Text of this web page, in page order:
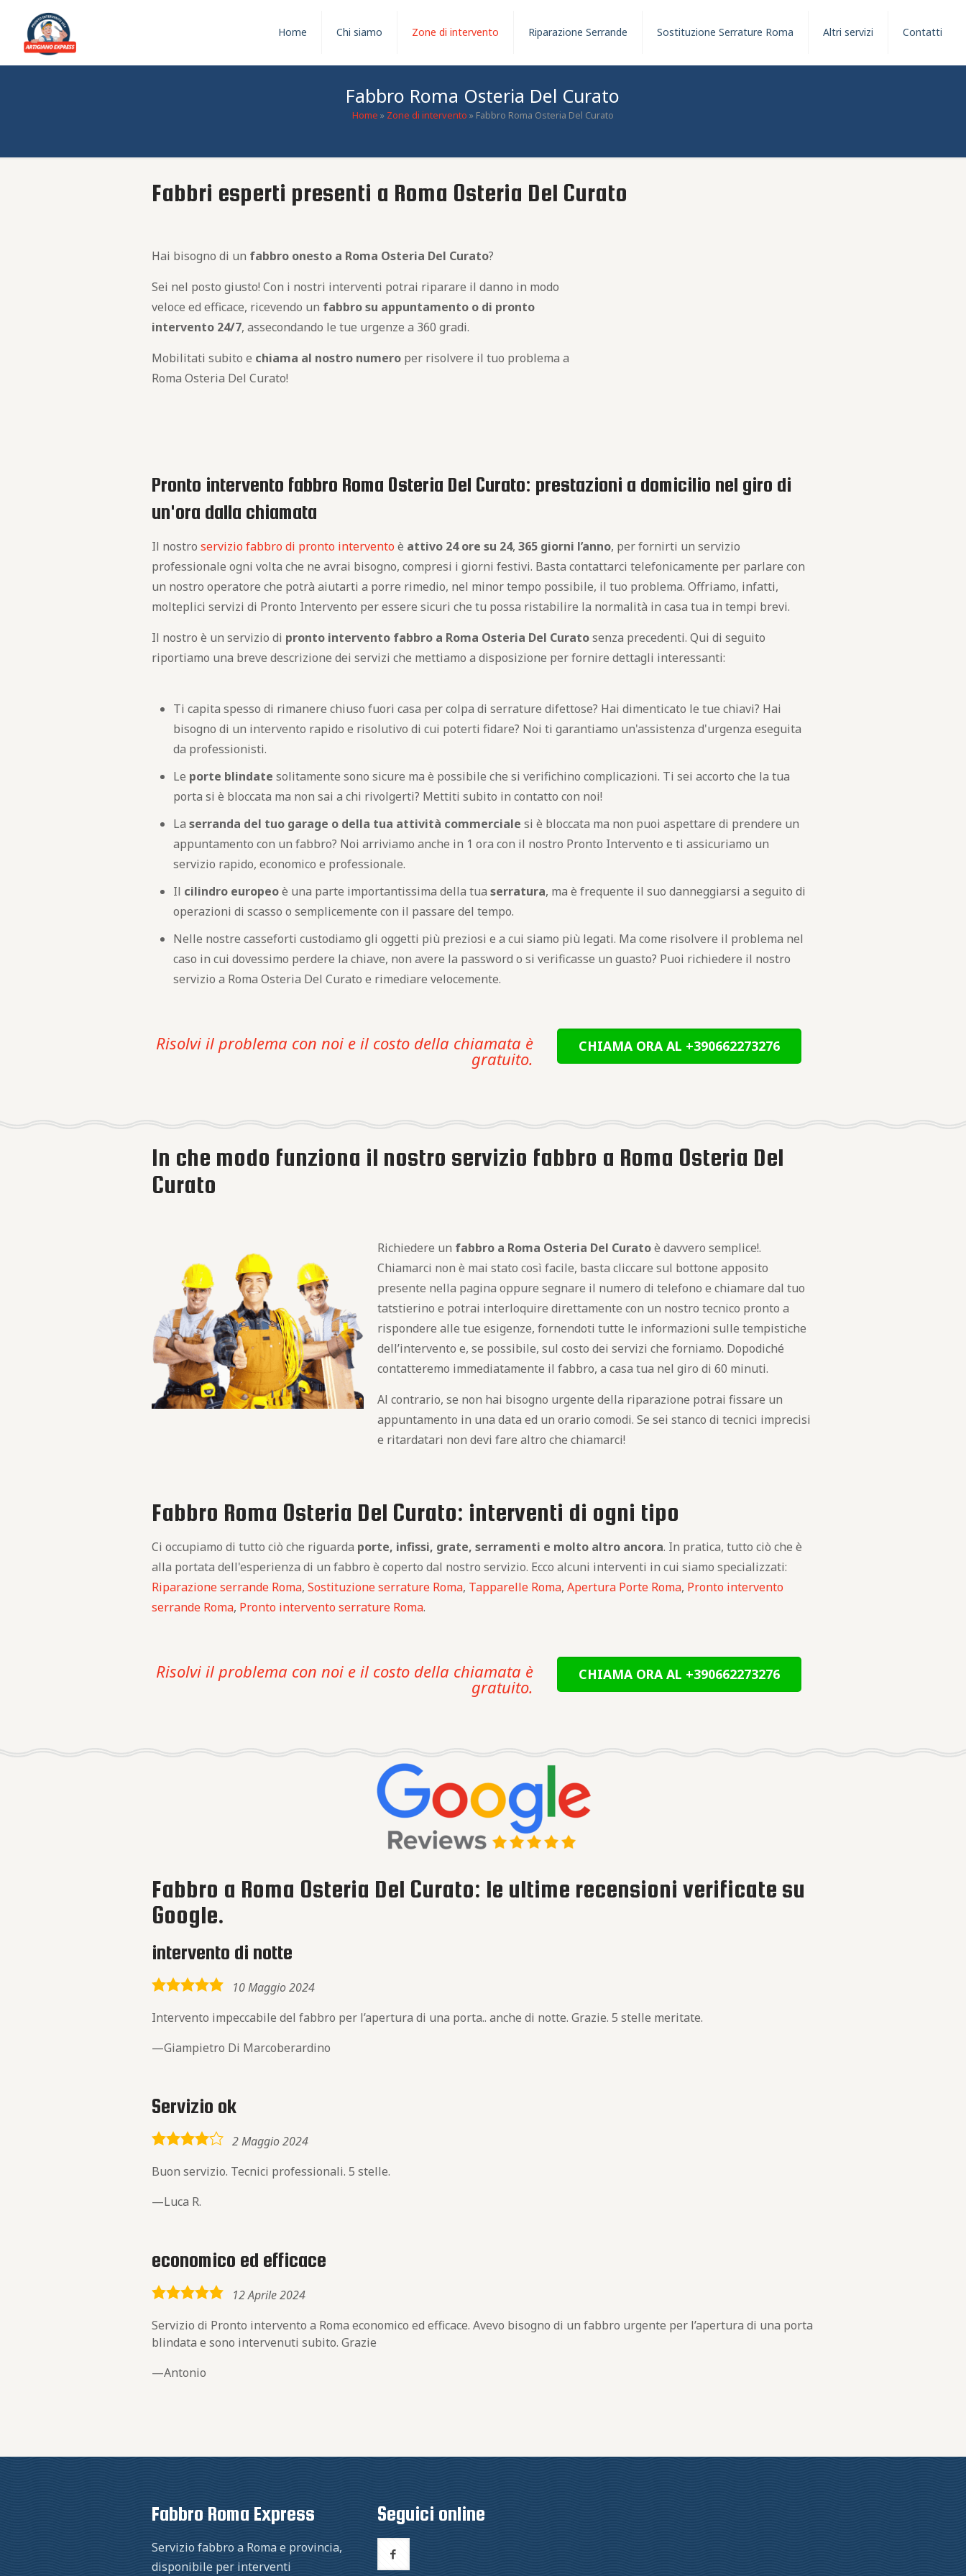
Home Chi siamo Zone di intervento Riparazione Serrande Sostituzione Serrature Roma Altri servizi Contatti
Fabbro Roma Osteria Del Curato
Home » Zone di intervento » Fabbro Roma Osteria Del Curato
Fabbri esperti presenti a Roma Osteria Del Curato
Hai bisogno di un fabbro onesto a Roma Osteria Del Curato?
Sei nel posto giusto! Con i nostri interventi potrai riparare il danno in modo
veloce ed efficace, ricevendo un fabbrosu appuntamento o di pronto
intervento 24/7, assecondando le tue urgenze a 360 gradi.
Mobilitati subito e chiama al nostro numero per risolvere il tuo problema a
Roma Osteria Del Curato!
Pronto intervento fabbro Roma Osteria Del Curato: prestazioni a domicilio nel giro di
un'ora dalla chiamata
Il nostroservizio fabbro di pronto intervento è attivo 24 ore su 24,365 giorni l’anno, per fornirti un servizio
professionale ogni volta che ne avrai bisogno, compresi i giorni festivi. Basta contattarci telefonicamente per parlare con
un nostro operatore che potrà aiutarti a porre rimedio, nel minor tempo possibile, il tuo problema. Offriamo, infatti,
molteplici servizi di Pronto Intervento per essere sicuri che tu possa ristabilire la normalità in casa tua in tempi brevi.
Il nostro è un servizio di pronto intervento fabbro a Roma Osteria Del Curatosenza precedenti. Qui di seguito
riportiamo una breve descrizione dei servizi che mettiamo a disposizione per fornire dettagli interessanti:
Ti capita spesso di rimanere chiuso fuori casa per colpa di serrature difettose? Hai dimenticato le tue chiavi? Hai
bisogno di un intervento rapido e risolutivo di cui poterti fidare? Noi ti garantiamo un'assistenza d'urgenza eseguita
da professionisti.
Le porte blindate solitamente sono sicure ma è possibile che si verifichino complicazioni. Ti sei accorto che la tua
porta si è bloccata ma non sai a chi rivolgerti? Mettiti subito in contatto con noi!
Laserranda del tuo garage o della tua attività commerciale si è bloccata ma non puoi aspettare di prendere un
appuntamento con un fabbro? Noi arriviamo anche in 1 ora con il nostro Pronto Intervento e ti assicuriamo un
servizio rapido, economico e professionale.
Il cilindro europeoè una parte importantissima della tuaserratura, ma è frequente il suo danneggiarsi a seguito di
operazioni di scasso o semplicemente con il passare del tempo.
Nelle nostre casseforti custodiamo gli oggetti più preziosi e a cui siamo più legati. Ma come risolvere il problema nel
caso in cui dovessimo perdere la chiave, non avere la password o si verificasse un guasto? Puoi richiedere il nostro
servizio a Roma Osteria Del Curato e rimediare velocemente.
Risolvi il problema con noi e il costo della chiamata è
gratuito.
CHIAMA ORA AL +390662273276
In che modo funziona il nostro servizio fabbro a Roma Osteria Del
Curato
Richiedere un fabbro a Roma Osteria Del Curatoè davvero semplice!.
Chiamarci non è mai stato così facile, basta cliccare sul bottone apposito
presente nella pagina oppure segnare il numero di telefono e chiamare dal tuo
tatstierino e potrai interloquire direttamente con un nostro tecnico pronto a
rispondere alle tue esigenze, fornendoti tutte le informazioni sulle tempistiche
dell’intervento e, se possibile, sul costo dei servizi che forniamo. Dopodiché
contatteremo immediatamente il fabbro, a casa tua nel giro di 60 minuti.
Al contrario, se non hai bisogno urgente della riparazione potrai fissare un
appuntamento in una data ed un orario comodi. Se sei stanco di tecnici imprecisi
e ritardatari non devi fare altro che chiamarci!
Fabbro Roma Osteria Del Curato: interventi di ogni tipo
Ci occupiamo di tutto ciò che riguarda porte, infissi, grate, serramenti e molto altro ancora. In pratica, tutto ciò che è
alla portata dell'esperienza di un fabbro è coperto dal nostro servizio. Ecco alcuni interventi in cui siamo specializzati:
Riparazione serrande Roma,Sostituzione serrature Roma, Tapparelle Roma,Apertura Porte Roma, Pronto intervento
serrande Roma, Pronto intervento serrature Roma.
Risolvi il problema con noi e il costo della chiamata è
gratuito.
CHIAMA ORA AL +390662273276
Fabbro a Roma Osteria Del Curato: le ultime recensioni verificate su
Google.
intervento di notte
5,0
10 Maggio 2024
Intervento impeccabile del fabbro per l’apertura di una porta.. anche di notte. Grazie. 5 stelle meritate.
Giampietro Di Marcoberardino
Servizio ok
4,0
2 Maggio 2024
Buon servizio. Tecnici professionali. 5 stelle.
Luca R.
economico ed efficace
5,0
12 Aprile 2024
Servizio di Pronto intervento a Roma economico ed efficace. Avevo bisogno di un fabbro urgente per l’apertura di una porta
blindata e sono intervenuti subito. Grazie
Antonio
Fabbro Roma Express
Servizio fabbro a Roma e provincia,
disponibile per interventi
Seguici online